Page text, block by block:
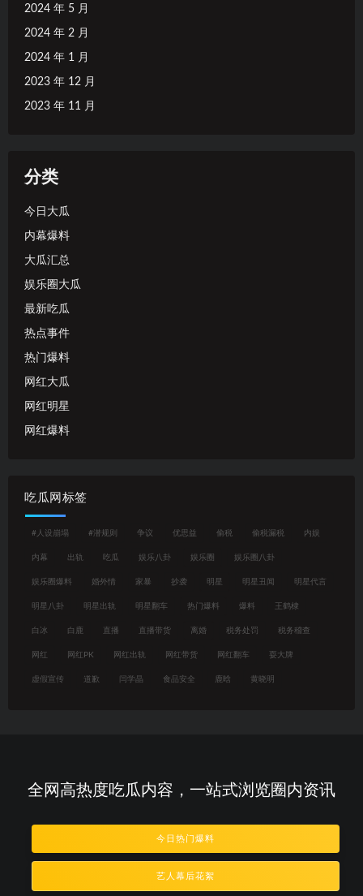
2024 年 5 月
2024 年 2 月
2024 年 1 月
2023 年 12 月
2023 年 11 月
分类
今日大瓜
内幕爆料
大瓜汇总
娱乐圈大瓜
最新吃瓜
热点事件
热门爆料
网红大瓜
网红明星
网红爆料
吃瓜网标签
#人设崩塌 #潜规则 争议 优思益 偷税 偷税漏税 内娱
内幕 出轨 吃瓜 娱乐八卦 娱乐圈 娱乐圈八卦
娱乐圈爆料 婚外情 家暴 抄袭 明星 明星丑闻 明星代言
明星八卦 明星出轨 明星翻车 热门爆料 爆料 王鹤棣
白冰 白鹿 直播 直播带货 离婚 税务处罚 税务稽查
网红 网红PK 网红出轨 网红带货 网红翻车 耍大牌
虚假宣传 道歉 闫学晶 食品安全 鹿晗 黄晓明
全网高热度吃瓜内容，一站式浏览圈内资讯
今日热门爆料
艺人幕后花絮